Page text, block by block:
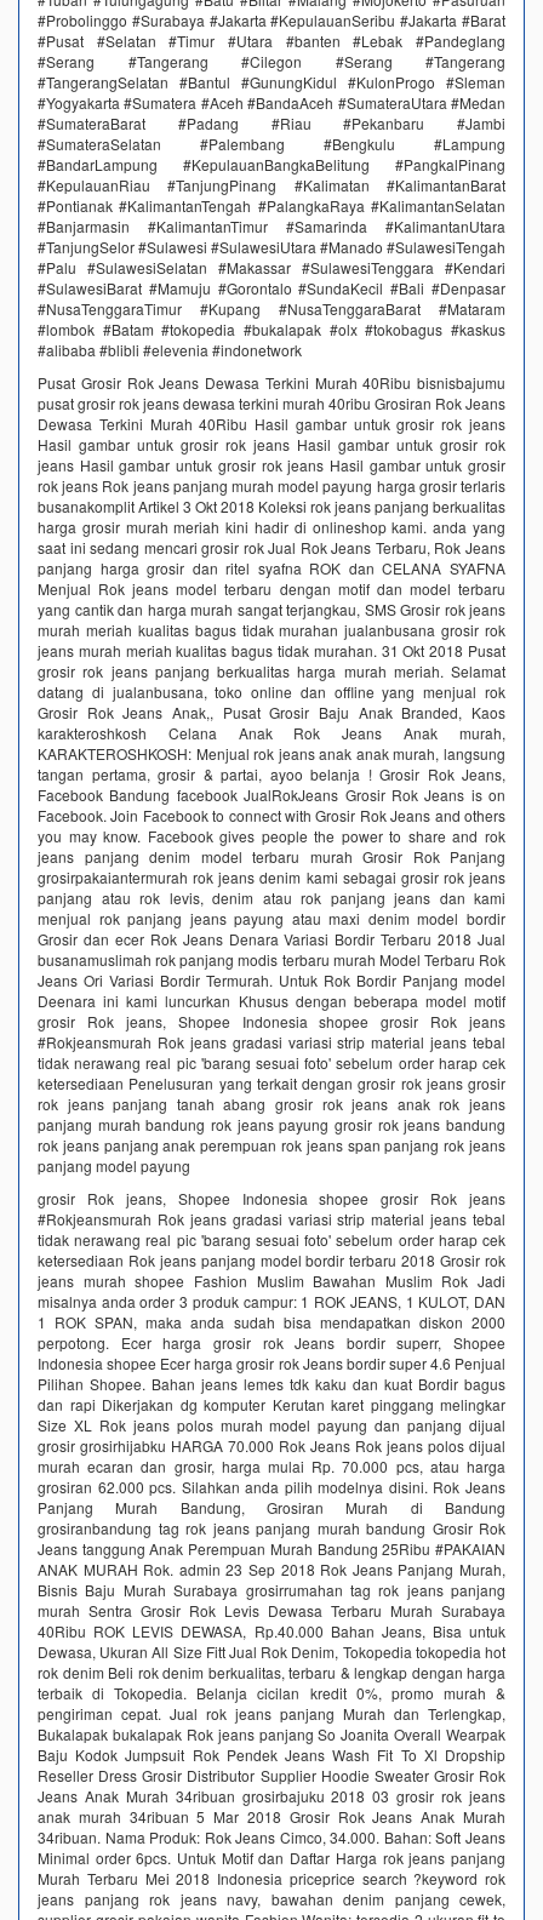
#Probolinggo #Surabaya #Jakarta #KepulauanSeribu #Jakarta #Barat
#Pusat #Selatan #Timur #Utara #banten #Lebak #Pandeglang
#Serang #Tangerang #Cilegon #Serang #Tangerang
#TangerangSelatan #Bantul #GunungKidul #KulonProgo #Sleman
#Yogyakarta #Sumatera #Aceh #BandaAceh #SumateraUtara #Medan
#SumateraBarat #Padang #Riau #Pekanbaru #Jambi
#SumateraSelatan #Palembang #Bengkulu #Lampung
#BandarLampung #KepulauanBangkaBelitung #PangkalPinang
#KepulauanRiau #TanjungPinang #Kalimatan #KalimantanBarat
#Pontianak #KalimantanTengah #PalangkaRaya #KalimantanSelatan
#Banjarmasin #KalimantanTimur #Samarinda #KalimantanUtara
#TanjungSelor #Sulawesi #SulawesiUtara #Manado #SulawesiTengah
#Palu #SulawesiSelatan #Makassar #SulawesiTenggara #Kendari
#SulawesiBarat #Mamuju #Gorontalo #SundaKecil #Bali #Denpasar
#NusaTenggaraTimur #Kupang #NusaTenggaraBarat #Mataram
#lombok #Batam #tokopedia #bukalapak #olx #tokobagus #kaskus
#alibaba #blibli #elevenia #indonetwork
Pusat Grosir Rok Jeans Dewasa Terkini Murah 40Ribu bisnisbajumu
pusat grosir rok jeans dewasa terkini murah 40ribu Grosiran Rok Jeans
Dewasa Terkini Murah 40Ribu Hasil gambar untuk grosir rok jeans
Hasil gambar untuk grosir rok jeans Hasil gambar untuk grosir rok
jeans Hasil gambar untuk grosir rok jeans Hasil gambar untuk grosir
rok jeans Rok jeans panjang murah model payung harga grosir terlaris
busanakomplit Artikel 3 Okt 2018 Koleksi rok jeans panjang berkualitas
harga grosir murah meriah kini hadir di onlineshop kami. anda yang
saat ini sedang mencari grosir rok Jual Rok Jeans Terbaru, Rok Jeans
panjang harga grosir dan ritel syafna ROK dan CELANA SYAFNA
Menjual Rok jeans model terbaru dengan motif dan model terbaru
yang cantik dan harga murah sangat terjangkau, SMS Grosir rok jeans
murah meriah kualitas bagus tidak murahan jualanbusana grosir rok
jeans murah meriah kualitas bagus tidak murahan. 31 Okt 2018 Pusat
grosir rok jeans panjang berkualitas harga murah meriah. Selamat
datang di jualanbusana, toko online dan offline yang menjual rok
Grosir Rok Jeans Anak,, Pusat Grosir Baju Anak Branded, Kaos
karakteroshkosh Celana Anak Rok Jeans Anak murah,
KARAKTEROSHKOSH: Menjual rok jeans anak anak murah, langsung
tangan pertama, grosir & partai, ayoo belanja ! Grosir Rok Jeans,
Facebook Bandung facebook JualRokJeans Grosir Rok Jeans is on
Facebook. Join Facebook to connect with Grosir Rok Jeans and others
you may know. Facebook gives people the power to share and rok
jeans panjang denim model terbaru murah Grosir Rok Panjang
grosirpakaiantermurah rok jeans denim kami sebagai grosir rok jeans
panjang atau rok levis, denim atau rok panjang jeans dan kami
menjual rok panjang jeans payung atau maxi denim model bordir
Grosir dan ecer Rok Jeans Denara Variasi Bordir Terbaru 2018 Jual
busanamuslimah rok panjang modis terbaru murah Model Terbaru Rok
Jeans Ori Variasi Bordir Termurah. Untuk Rok Bordir Panjang model
Deenara ini kami luncurkan Khusus dengan beberapa model motif
grosir Rok jeans, Shopee Indonesia shopee grosir Rok jeans
#Rokjeansmurah Rok jeans gradasi variasi strip material jeans tebal
tidak nerawang real pic 'barang sesuai foto' sebelum order harap cek
ketersediaan Penelusuran yang terkait dengan grosir rok jeans grosir
rok jeans panjang tanah abang grosir rok jeans anak rok jeans
panjang murah bandung rok jeans payung grosir rok jeans bandung
rok jeans panjang anak perempuan rok jeans span panjang rok jeans
panjang model payung
grosir Rok jeans, Shopee Indonesia shopee grosir Rok jeans
#Rokjeansmurah Rok jeans gradasi variasi strip material jeans tebal
tidak nerawang real pic 'barang sesuai foto' sebelum order harap cek
ketersediaan Rok jeans panjang model bordir terbaru 2018 Grosir rok
jeans murah shopee Fashion Muslim Bawahan Muslim Rok Jadi
misalnya anda order 3 produk campur: 1 ROK JEANS, 1 KULOT, DAN
1 ROK SPAN, maka anda sudah bisa mendapatkan diskon 2000
perpotong. Ecer harga grosir rok Jeans bordir superr, Shopee
Indonesia shopee Ecer harga grosir rok Jeans bordir super 4.6 Penjual
Pilihan Shopee. Bahan jeans lemes tdk kaku dan kuat Bordir bagus
dan rapi Dikerjakan dg komputer Kerutan karet pinggang melingkar
Size XL Rok jeans polos murah model payung dan panjang dijual
grosir grosirhijabku HARGA 70.000 Rok Jeans Rok jeans polos dijual
murah ecaran dan grosir, harga mulai Rp. 70.000 pcs, atau harga
grosiran 62.000 pcs. Silahkan anda pilih modelnya disini. Rok Jeans
Panjang Murah Bandung, Grosiran Murah di Bandung
grosiranbandung tag rok jeans panjang murah bandung Grosir Rok
Jeans tanggung Anak Perempuan Murah Bandung 25Ribu #PAKAIAN
ANAK MURAH Rok. admin 23 Sep 2018 Rok Jeans Panjang Murah,
Bisnis Baju Murah Surabaya grosirrumahan tag rok jeans panjang
murah Sentra Grosir Rok Levis Dewasa Terbaru Murah Surabaya
40Ribu ROK LEVIS DEWASA, Rp.40.000 Bahan Jeans, Bisa untuk
Dewasa, Ukuran All Size Fitt Jual Rok Denim, Tokopedia tokopedia hot
rok denim Beli rok denim berkualitas, terbaru & lengkap dengan harga
terbaik di Tokopedia. Belanja cicilan kredit 0%, promo murah &
pengiriman cepat. Jual rok jeans panjang Murah dan Terlengkap,
Bukalapak bukalapak Rok jeans panjang So Joanita Overall Wearpak
Baju Kodok Jumpsuit Rok Pendek Jeans Wash Fit To Xl Dropship
Reseller Dress Grosir Distributor Supplier Hoodie Sweater Grosir Rok
Jeans Anak Murah 34ribuan grosirbajuku 2018 03 grosir rok jeans
anak murah 34ribuan 5 Mar 2018 Grosir Rok Jeans Anak Murah
34ribuan. Nama Produk: Rok Jeans Cimco, 34.000. Bahan: Soft Jeans
Minimal order 6pcs. Untuk Motif dan Daftar Harga rok jeans panjang
Murah Terbaru Mei 2018 Indonesia priceprice search ?keyword rok
jeans panjang rok jeans navy, bawahan denim panjang cewek,